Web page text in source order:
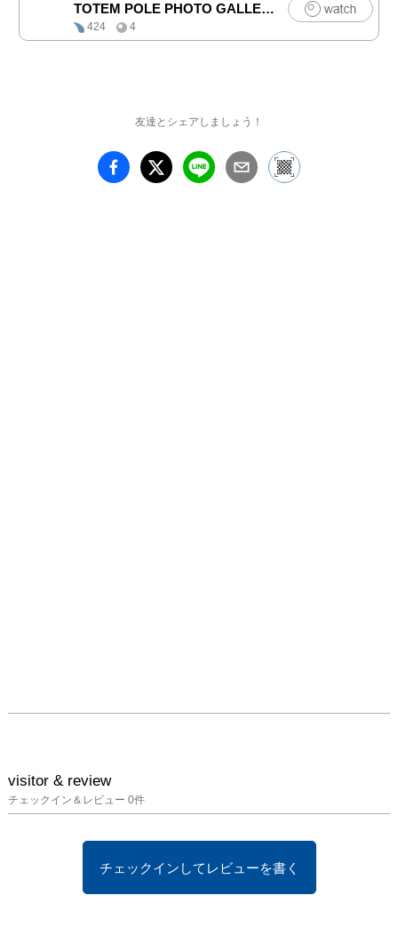
TOTEM POLE PHOTO GALLERY |
アート
424
4
友達とシェアしましょう！
visitor & review
チェックイン＆レビュー 0件
チェックインしてレビューを書く